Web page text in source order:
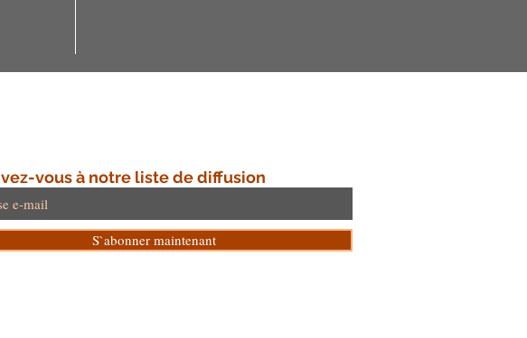
vous à notre liste de diffusion
S`abonner maintenant